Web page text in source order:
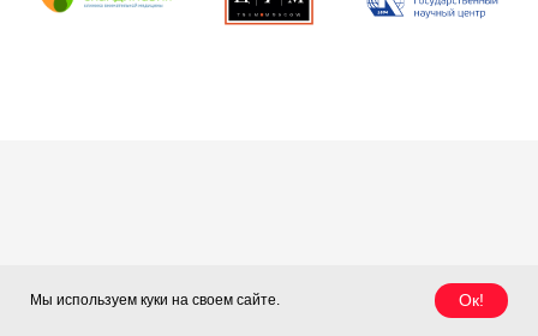
Мы используем куки на своем сайте. Ок!